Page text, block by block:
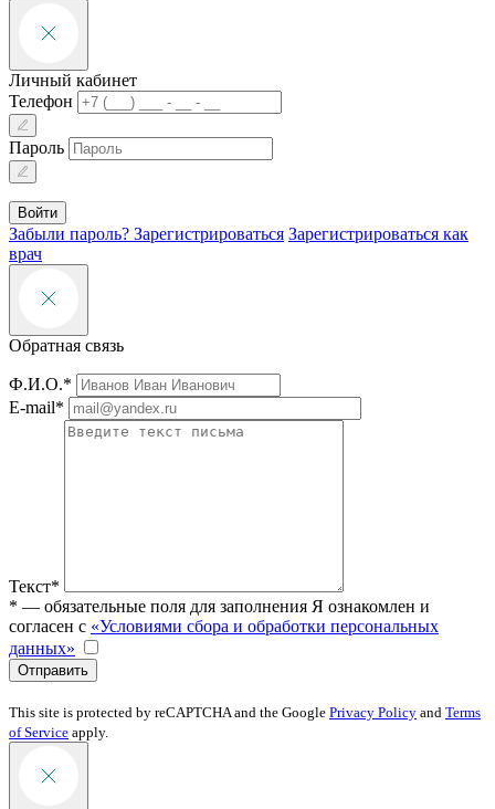
Личный кабинет
Телефон
Пароль
Войти
Забыли пароль? Зарегистрироваться Зарегистрироваться как
врач
Обратная связь
Ф.И.О.*
E-mail*
Текст*
* — обязательные поля для заполнения Я ознакомлен и
согласен с «Условиями сбора и обработки персональных
данных»
Отправить
This site is protected by reCAPTCHA and the Google Privacy Policy and Terms
of Service apply.